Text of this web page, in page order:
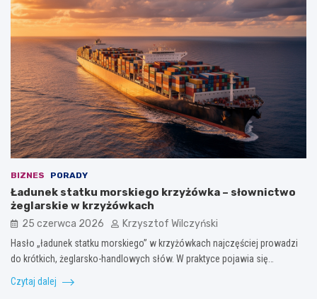
BIZNES PORADY
Ładunek statku morskiego krzyżówka – słownictwo
żeglarskie w krzyżówkach
25 czerwca 2026 Krzysztof Wilczyński
Hasło „ładunek statku morskiego” w krzyżówkach najczęściej prowadzi
do krótkich, żeglarsko-handlowych słów. W praktyce pojawia się…
Czytaj dalej